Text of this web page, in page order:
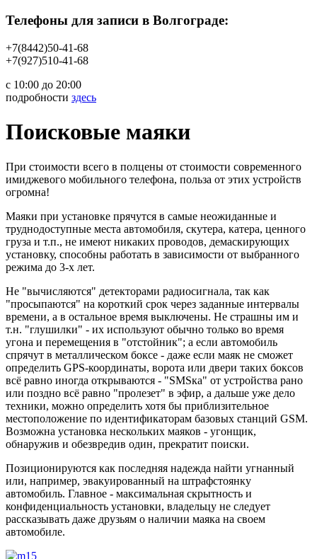
Телефоны для записи в Волгограде:
+7(8442)50-41-68
+7(927)510-41-68
с 10:00 до 20:00
подробности здесь
Поисковые маяки
При стоимости всего в полцены от стоимости современного
имиджевого мобильного телефона, польза от этих устройств
огромна!
Маяки при установке прячутся в самые неожиданные и
труднодоступные места автомобиля, скутера, катера, ценного
груза и т.п., не имеют никаких проводов, демаскирующих
установку, способны работать в зависимости от выбранного
режима до 3-х лет.
Не "вычисляются" детекторами радиосигнала, так как
"просыпаются" на короткий срок через заданные интервалы
времени, а в остальное время выключены. Не страшны им и
т.н. "глушилки" - их используют обычно только во время
угона и перемещения в "отстойник"; а если автомобиль
спрячут в металлическом боксе - даже если маяк не сможет
определить GPS-координаты, ворота или двери таких боксов
всё равно иногда открываются - "SMSка" от устройства рано
или поздно всё равно "пролезет" в эфир, а дальше уже дело
техники, можно определить хотя бы приблизительное
местоположение по идентификаторам базовых станций GSM.
Возможна установка нескольких маяков - угонщик,
обнаружив и обезвредив один, прекратит поиски.
Позиционируются как последняя надежда найти угнанный
или, например, эвакуированный на штрафстоянку
автомобиль. Главное - максимальная скрытность и
конфиденциальность установки, владельцу не следует
рассказывать даже друзьям о наличии маяка на своем
автомобиле.